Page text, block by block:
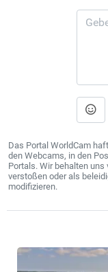
Das Portal WorldCam
den Webcams, in den
Portals. Wir behalten
verstoßen oder als
modifizieren.